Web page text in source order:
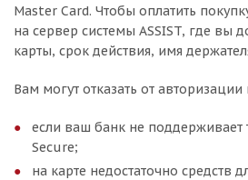
Master Card. Чтобы оплатить
на сервер системы ASSIST, где вы
карты, срок действия, имя
Вам могут отказать от авторизации
если ваш банк не поддерживает
Secure;
на карте недостаточно средств